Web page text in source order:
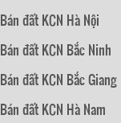
Bán đất KCN Hà Nội
Bán đất KCN Bắc Ninh
Bán đất KCN Bắc Giang
Bán đất KCN Hà Nam